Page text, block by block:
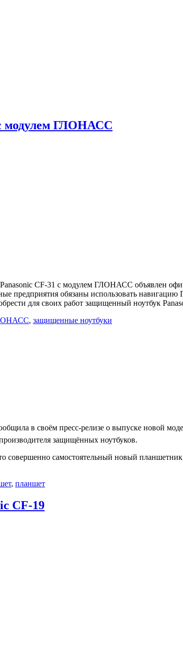
модулем ГЛОНАСС
СF-31 с модулем ГЛОНАСС объявлен
предприятия обязаны использовать
для своих работ защищенный ноутбук
, защищенные ноутбуки
в своём пресс-релизе о выпуске новой
защищённых ноутбуков.
совершенно самостоятельный новый
, планшет
CF-19